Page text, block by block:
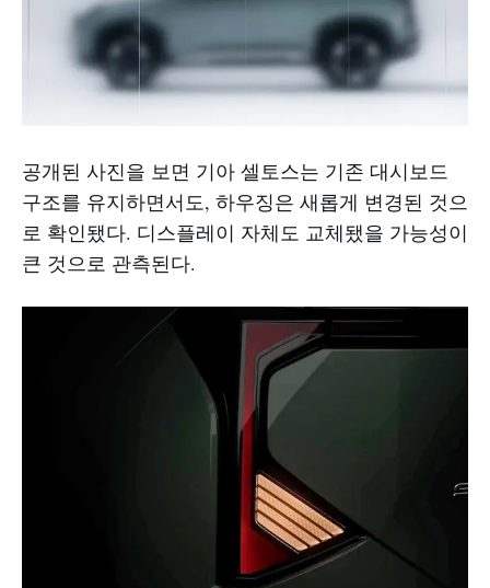
공개된 사진을 보면 기아 셀토스는 기존 대시보드
구조를 유지하면서도, 하우징은 새롭게 변경된 것으
로 확인됐다. 디스플레이 자체도 교체됐을 가능성이
큰 것으로 관측된다.